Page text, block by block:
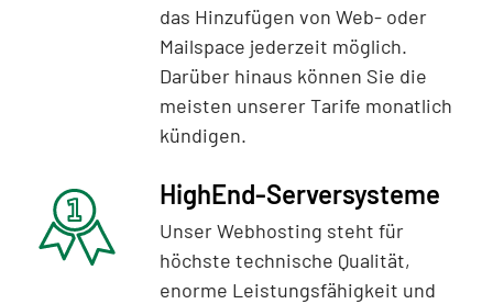
das Hinzufügen von Web- oder
Mailspace jederzeit möglich.
Darüber hinaus können Sie die
meisten unserer Tarife monatlich
kündigen.
HighEnd-Serversysteme
Unser Webhosting steht für
höchste technische Qualität,
enorme Leistungsfähigkeit und